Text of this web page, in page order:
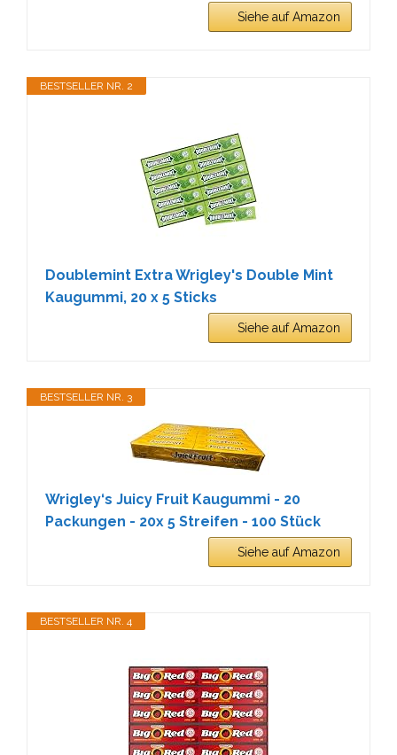
Siehe auf Amazon
BESTSELLER NR. 2
Doublemint Extra Wrigley's Double Mint
Kaugummi, 20 x 5 Sticks
Siehe auf Amazon
BESTSELLER NR. 3
Wrigley‘s Juicy Fruit Kaugummi - 20
Packungen - 20x 5 Streifen - 100 Stück
Siehe auf Amazon
BESTSELLER NR. 4